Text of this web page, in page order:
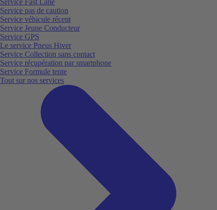
Service pas de caution
Service véhicule récent
Service Jeune Conducteur
Service GPS
Le service Pneus Hiver
Service Collection sans contact
Service récupération par smartphone
Service Formule tente
Tout sur nos services